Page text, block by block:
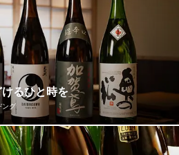
歩1分
TORCH 常盤橋タワーB1
揃えました。『新政NO6』『黒龍』
10種類以上の全国各地の日本酒を飲
念日やお祝い事のおめでたい席など
いかがでしょうか。また、今話題の
取り揃えております。
12出口 徒歩1分
ファーストスクエアビルB1
るひと時を
ング
のお酒をご用意しております。そば